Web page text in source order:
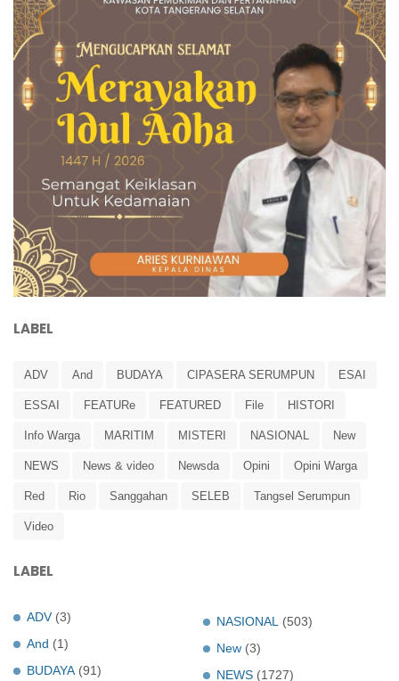
LABEL
ADV And BUDAYA CIPASERA SERUMPUN ESAI
ESSAI FEATURe FEATURED File HISTORI
Info Warga MARITIM MISTERI NASIONAL New
NEWS News & video Newsda Opini Opini Warga
Red Rio Sanggahan SELEB Tangsel Serumpun
Video
LABEL
ADV (3)
And (1)
BUDAYA (91)
NASIONAL
(503)
New (3)
NEWS (1727)